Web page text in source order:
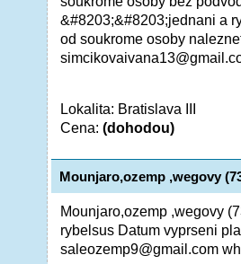
&#8203;&#8203;jednani a
od soukrome osoby
Lokalita: Bratislava III
Cena: (dohodou)
Mounjaro,ozemp ,wegovy
Mounjaro,ozemp ,wegovy
rybelsus Datum vyprseni
saleozemp9@gmail.com